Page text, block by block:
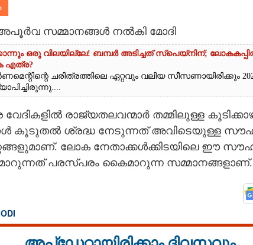
സമ്മാനങ്ങൾ നൽകി മോദി
ഒരു വിലയില്ലേ! ബമ്പർ അടിച്ചത് സ്‌പെയ്നിന്;
എത്ര?
ചരിത്രത്തിലെ ഏറ്റവും വലിയ സീസണായിരിക്കും
രാജ്യതലവന്മാർ തമ്മിലുള്ള
കൂടുതൽ ശ്രദ്ധ നേടുന്നത് അവിടെയുള്ള
ലോക നേതാക്കൾക്കിടയിലെ ഈ
മാറുന്നത് പരസ്പരം കൈമാറുന്ന സമ്മാനങ്ങളാണ്.